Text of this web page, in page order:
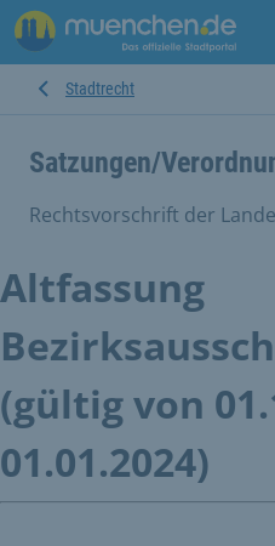
Stadtrecht
Satzungen/
Rechtsvorschrift der
Altfassung
(gültig von
01.01.2024)